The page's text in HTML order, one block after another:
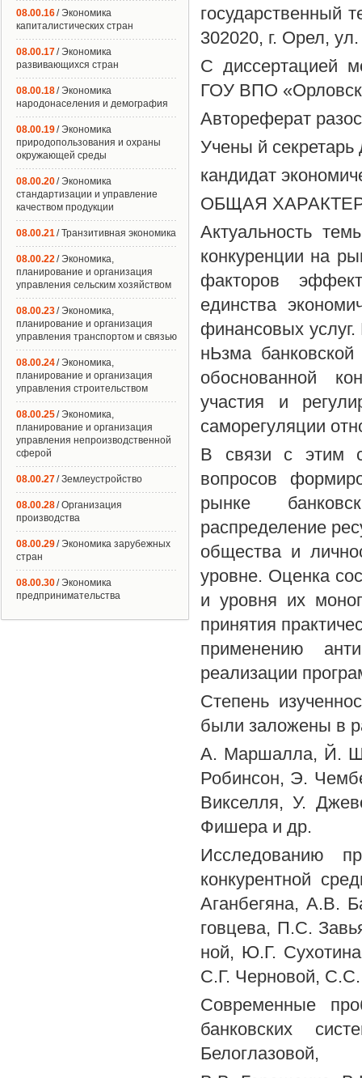
государственный
302020, г. Орел,
С диссертацией
ГОУ ВПО
Автореферат
Учены й секретарь
кандидат
ОБЩАЯ
Актуальность
конкуренции на
факторов
единства
финансовых
нЬзма
обоснованной
участия и
саморегуляции
В связи с этим
вопросов
рынке
распределение
общества и
уровне. Оценка
и уровня их
принятия
применению
реализации
Степень
были заложены в
A. Маршалла, Й.
Робинсон, Э.
Викселля, У.
Фишера и др.
Исследованию
конкурентной
Аганбегяна, A.B.
говцева, П.С.
ной, Ю.Г.
С.Г. Черновой,
Современные
банковских
Белоглазовой,
08.00.16/ Экономика
капиталистических стран
08.00.17/ Экономика
развивающихся стран
08.00.18/ Экономика
народонаселения и демография
08.00.19/ Экономика
природопользования и охраны
окружающей среды
08.00.20/ Экономика
стандартизации и управление
качеством продукции
08.00.21/ Транзитивная экономика
08.00.22/ Экономика,
планирование и организация
управления сельским хозяйством
08.00.23/ Экономика,
планирование и организация
управления транспортом и связью
08.00.24/ Экономика,
планирование и организация
управления строительством
08.00.25/ Экономика,
планирование и организация
управления непроизводственной
сферой
08.00.27/ Землеустройство
08.00.28/ Организация
производства
08.00.29/ Экономика зарубежных
стран
08.00.30/ Экономика
предпринимательства